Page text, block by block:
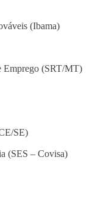
(Ibama)
Emprego (SRT/MT)
SE)
(SES – Covisa)